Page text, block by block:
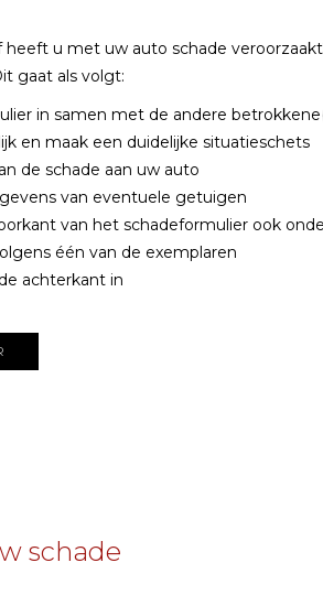
heeft u met uw auto schade
gaat als volgt:
in samen met de andere
en maak een duidelijke situatieschets
de schade aan uw auto
van eventuele getuigen
van het schadeformulier ook
één van de exemplaren
achterkant in
schade